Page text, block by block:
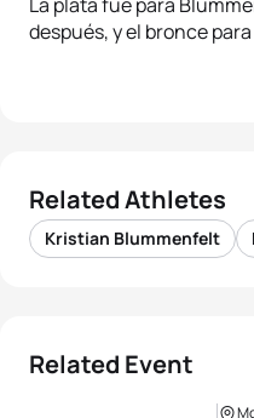
después, y el bronce
Related Athletes
Kristian Blummenfelt
Related Event